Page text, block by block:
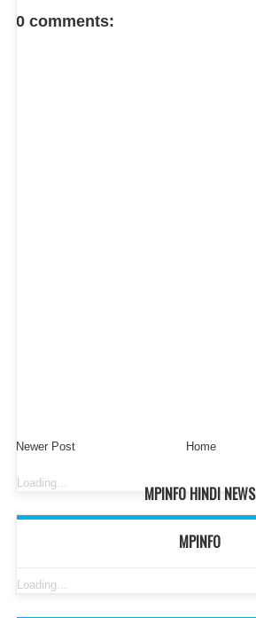
FACEBOOK COMMENT
0 comments:
Newer Post Home
MPINFO HINDI NEWS
Loading...
MPINFO
Loading...